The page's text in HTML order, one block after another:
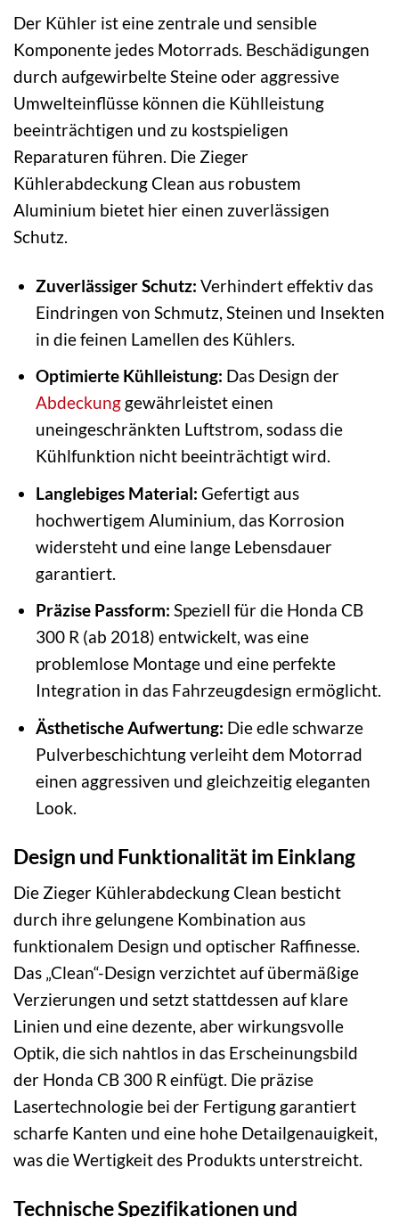
Der Kühler ist eine zentrale und sensible
Komponente jedes Motorrads. Beschädigungen
durch aufgewirbelte Steine oder aggressive
Umwelteinflüsse können die Kühlleistung
beeinträchtigen und zu kostspieligen
Reparaturen führen. Die Zieger
Kühlerabdeckung Clean aus robustem
Aluminium bietet hier einen zuverlässigen
Schutz.
Zuverlässiger Schutz: Verhindert effektiv das
Eindringen von Schmutz, Steinen und Insekten
in die feinen Lamellen des Kühlers.
Optimierte Kühlleistung: Das Design der
Abdeckunggewährleistet einen
uneingeschränkten Luftstrom, sodass die
Kühlfunktion nicht beeinträchtigt wird.
Langlebiges Material: Gefertigt aus
hochwertigem Aluminium, das Korrosion
widersteht und eine lange Lebensdauer
garantiert.
Präzise Passform: Speziell für die Honda CB
300 R (ab 2018) entwickelt, was eine
problemlose Montage und eine perfekte
Integration in das Fahrzeugdesign ermöglicht.
Ästhetische Aufwertung: Die edle schwarze
Pulverbeschichtung verleiht dem Motorrad
einen aggressiven und gleichzeitig eleganten
Look.
Design und Funktionalität im Einklang
Die Zieger Kühlerabdeckung Clean besticht
durch ihre gelungene Kombination aus
funktionalem Design und optischer Raffinesse.
Das „Clean“-Design verzichtet auf übermäßige
Verzierungen und setzt stattdessen auf klare
Linien und eine dezente, aber wirkungsvolle
Optik, die sich nahtlos in das Erscheinungsbild
der Honda CB 300 R einfügt. Die präzise
Lasertechnologie bei der Fertigung garantiert
scharfe Kanten und eine hohe Detailgenauigkeit,
was die Wertigkeit des Produkts unterstreicht.
Technische Spezifikationen und